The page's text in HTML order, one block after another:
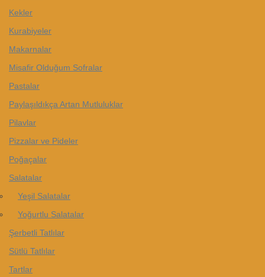
Kekler
Kurabiyeler
Makarnalar
Misafir Olduğum Sofralar
Pastalar
Paylaşıldıkça Artan Mutluluklar
Pilavlar
Pizzalar ve Pideler
Poğaçalar
Salatalar
Yeşil Salatalar
Yoğurtlu Salatalar
Şerbetli Tatlılar
Sütlü Tatlılar
Tartlar